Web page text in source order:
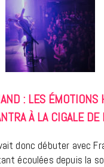
: LES ÉMOTIONS
À LA CIGALE DE
donc débuter avec
écoulées depuis la